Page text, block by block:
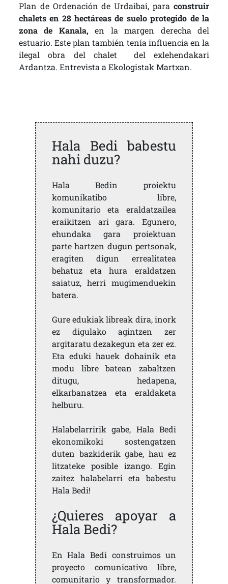
Plan de Ordenación de Urdaibai, paraconstruir
chalets en 28 hectáreas de suelo protegido de la
zona de Kanala,en la margen derecha del
estuario. Este plan también tenía influencia en la
ilegal obra del chalet del exlehendakari
Ardantza. Entrevista a Ekologistak Martxan.
Hala Bedi babestu
nahi duzu?
Hala Bedin proiektu
komunikatibo libre,
komunitario eta eraldatzailea
eraikitzen ari gara. Egunero,
ehundaka gara proiektuan
parte hartzen dugun pertsonak,
eragiten digun errealitatea
behatuz eta hura eraldatzen
saiatuz, herri mugimenduekin
batera.
Gure edukiak libreak dira, inork
ez digulako agintzen zer
argitaratu dezakegun eta zer ez.
Eta eduki hauek dohainik eta
modu libre batean zabaltzen
ditugu, hedapena,
elkarbanatzea eta eraldaketa
helburu.
Halabelarririk gabe, Hala Bedi
ekonomikoki sostengatzen
duten bazkiderik gabe, hau ez
litzateke posible izango. Egin
zaitez halabelarri eta babestu
Hala Bedi!
¿Quieres apoyar a
Hala Bedi?
En Hala Bedi construimos un
proyecto comunicativo libre,
comunitario y transformador.